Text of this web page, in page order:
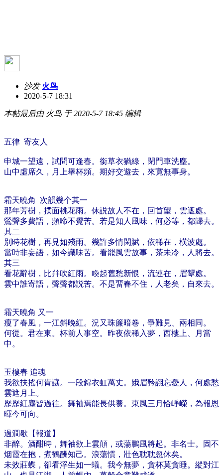
沙发 火鸟
2020-5-7 18:31
本帖最后由 火鸟 于 2020-5-7 18:45 编辑
五律 寄友人
申城一望遠，試問可逢春。 銜草衣猶綠，閉門車洗塵。
山中虛席久，月上舉杯頻。 期好交遊去，來寛無事身。
霜天曉角 次韻幾个其一
那年芳樹，撲面桃花雨。休説故人不在，回首望，雲遮處。​
​鶯聲多費語，頻啼不覺苦。若是知人風味，何必等，都歸去。
其二
別時花樹，再見如殘雨。幾許多情閑賦，依稀在，橫波處。
當時非妄語，如今識味苦。看罷風雲故事，茶未冷，人將去。
其三
看花辭樹，比幷吹紅雨。​喚起舊愁新恨，流連在，眉顰處。
雲中誰寄語，​聲聲都説苦。不是畱春不住，人老矣，自來去。
​霜天曉角 又一
瘦了春風，一江斜晚紅。況又珠簾暗卷，爭難見、兩相同。
何從​。君在東。杯前人事空。昨夜依稀入夢，西樓上、月當
中。
玉樓春 追魂
我欲扶搖何肯讓。一段錦衣虹萬丈。娥眉矜詡忘憂人，何處愁
雲遮月上。
歷歷紅塵皆過往。舞袖焉能長供養。東風三月恰崢嶸，為報恩
暉今可向。
過澗歇【報道】
非醉。酒酣時，舞袖欲上雲顛，或蕩鵬風將起。非名士。固不
烟霞在抱，煮鶴酬知己。浪蕩慣，壯色耽耽忽休矣。
未效莊蝶，卻看浮生如一蟻。我今無夢，貪杯莫貪睡。縱對江